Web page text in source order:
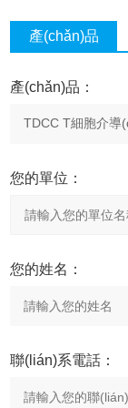
產(chǎn)品
產(chǎn)品：
您的單位：
您的姓名：
聯(lián)系電話：